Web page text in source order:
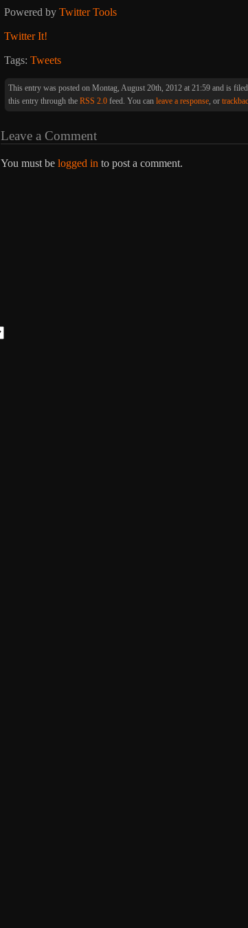
Powered by Twitter Tools
Twitter It!
Tags: Tweets
This entry was posted on Montag, August 20th, 2012 at 21:59 and is
this entry through the RSS 2.0 feed. You can leave a response, or
Leave a Comment
You must be logged in to post a comment.